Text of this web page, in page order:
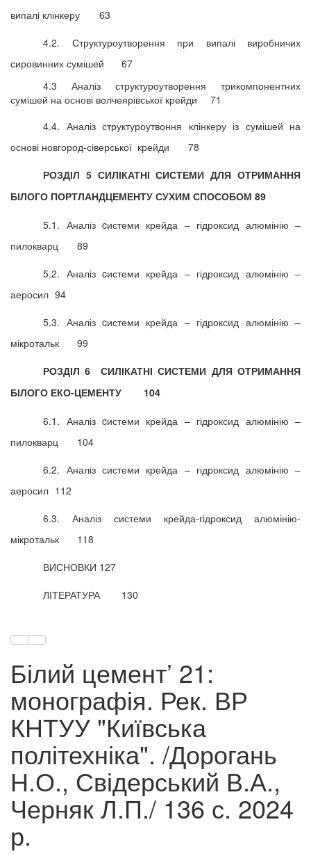
випалі клінкеру
63
4.2. Структуроутворення при випалі виробничих
сировинних сумішей
67
4.3 Аналіз структуроутворення трикомпонентних
сумішей на основі волчеярівської крейди
71
4.4. Аналіз структуроутвоння клінкеру із сумішей на
основі новгород-сіверської крейди
78
РОЗДІЛ 5 СИЛІКАТНІ СИСТЕМИ ДЛЯ ОТРИМАННЯ
БІЛОГО ПОРТЛАНДЦЕМЕНТУ СУХИМ СПОСОБОМ 89
5.1. Аналіз cистеми крейда – гідроксид алюмінію –
пилокварц
89
5.2. Аналіз cистеми крейда – гідроксид алюмінію –
аеросил 94
5.3. Аналіз cистеми крейда – гідроксид алюмінію –
мікротальк
99
РОЗДІЛ 6 СИЛІКАТНІ СИСТЕМИ ДЛЯ ОТРИМАННЯ
БІЛОГО ЕКО-ЦЕМЕНТУ
104
6.1. Аналіз cистеми крейда – гідроксид алюмінію –
пилокварц
104
6.2. Аналіз системи крейда – гідроксид алюмінію –
аеросил 112
6.3. Аналіз системи крейда-гідроксид алюмінію-
мікротальк
118
ВИСНОВКИ 127
ЛІТЕРАТУРА
130
Білий цемент’ 21:
монографія. Рек. ВР
КНТУУ "Київська
політехніка". /Дорогань
Н.О., Свідерський В.А.,
Черняк Л.П./ 136 с. 2024
р.